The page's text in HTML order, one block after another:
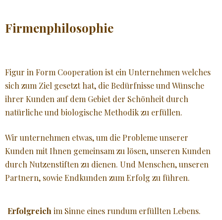
GLATTE HAUT
NATURKOSMETIK
Firmenphilosophie
Figur in Form Cooperation ist ein Unternehmen welches
sich zum Ziel gesetzt hat, die Bedürfnisse und Wünsche
ihrer Kunden auf dem Gebiet der Schönheit durch
natürliche und biologische Methodik zu erfüllen.
Wir unternehmen etwas, um die Probleme unserer
Kunden mit Ihnen gemeinsam zu lösen, unseren Kunden
durch Nutzenstiften zu dienen. Und Menschen, unseren
Partnern, sowie Endkunden zum Erfolg zu führen.
Erfolgreich im Sinne eines rundum erfüllten Lebens.